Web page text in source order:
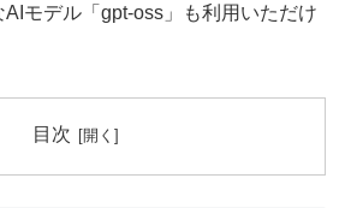
モデル「gpt-oss」も利用いただけ
目次